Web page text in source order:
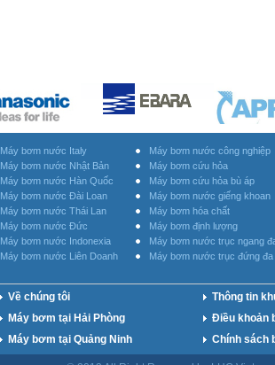
Máy bơm nước Italy
Máy bơm nước Nhật Bản
Máy bơm nước Hàn Quốc
Máy bơm nước Đài Loan
Máy bơm nước Thái Lan
Máy bơm nước Đức
Máy bơm nước Indonexia
Máy bơm nước Liên Doanh
Máy bơm nước công nghiệp
Máy bơm cứu hỏa
Máy bơm cứu hỏa bù áp
Máy bơm nước giếng khoan
Máy bơm hóa chất
Máy bơm định lượng
Máy bơm nước trục ngang
Máy bơm nước trục đứng đa
Về chúng tôi
Máy bơm tại Hải Phòng
Máy bơm tại Quảng Ninh
Thông tin
Điều khoản
Chính sách